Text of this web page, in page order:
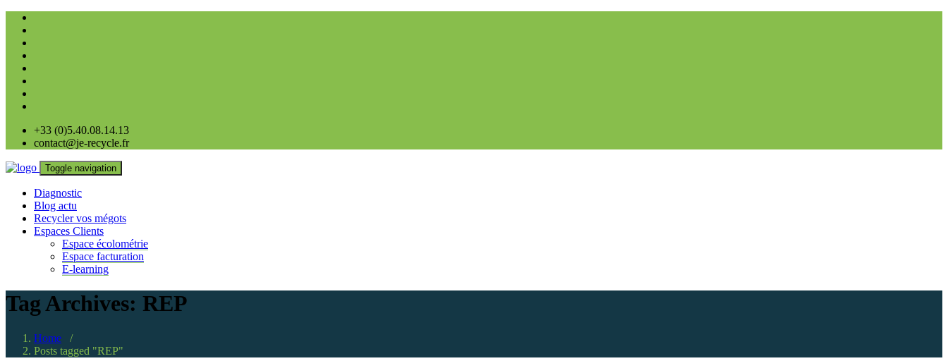
+33 (0)5.40.08.14.13
contact@je-recycle.fr
Toggle navigation
Diagnostic
Blog actu
Recycler vos mégots
Espaces Clients
Espace écolométrie
Espace facturation
E-learning
Tag Archives: REP
Home /
Posts tagged "REP"